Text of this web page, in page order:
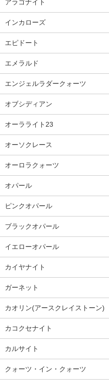
アラゴナイト
インカローズ
エピドート
エメラルド
エンジェルラダークォーツ
オブシディアン
オーラライト23
オーソクレース
オーロラクォーツ
オパール
ピンクオパール
ブラックオパール
イエローオパール
カイヤナイト
ガーネット
カオリン(アースクレイストーン)
カコクセナイト
カルサイト
クォーツ・イン・クォーツ